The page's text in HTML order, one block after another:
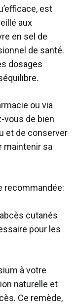
est
aux
en sel de
de santé.
dosages
ou via
vous de bien
et de conserver
maintenir sa
recommandée:
cutanés
pour les
à votre
naturelle et
Ce remède,